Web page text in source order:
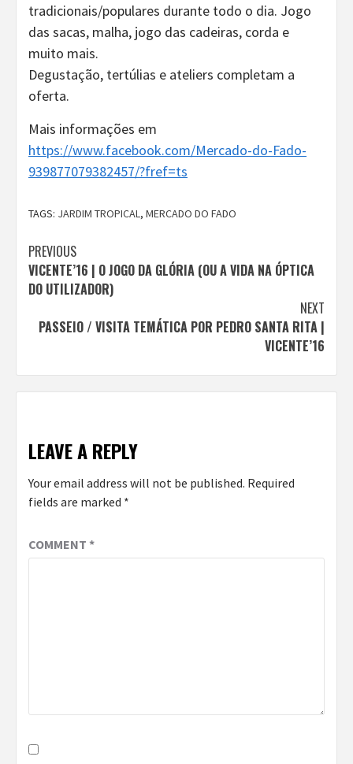
tradicionais/populares durante todo o dia. Jogo
das sacas, malha, jogo das cadeiras, corda e
muito mais.
Degustação, tertúlias e ateliers completam a
oferta.
Mais informações em
https://www.facebook.com/Mercado-do-Fado-
939877079382457/?fref=ts
TAGS: JARDIM TROPICAL, MERCADO DO FADO
Continue
Reading
PREVIOUS
VICENTE’16 | O JOGO DA GLÓRIA (OU A VIDA NA ÓPTICA
DO UTILIZADOR)
NEXT
PASSEIO / VISITA TEMÁTICA POR PEDRO SANTA RITA |
VICENTE’16
LEAVE A REPLY
Your email address will not be published. Required
fields are marked *
COMMENT *